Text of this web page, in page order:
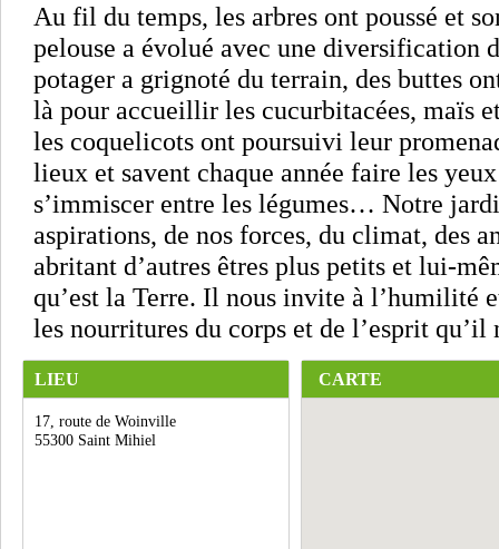
Au fil du temps, les arbres ont poussé et
pelouse a évolué avec une diversification
potager a grignoté du terrain, des buttes
là pour accueillir les cucurbitacées, maïs
les coquelicots ont poursuivi leur
lieux et savent chaque année faire les
s’immiscer entre les légumes… Notre
aspirations, de nos forces, du climat, des
abritant d’autres êtres plus petits et lui-
qu’est la Terre. Il nous invite à l’humilité
les nourritures du corps et de l’esprit qu’il
LIEU
17, route de Woinville
55300 Saint Mihiel
CARTE